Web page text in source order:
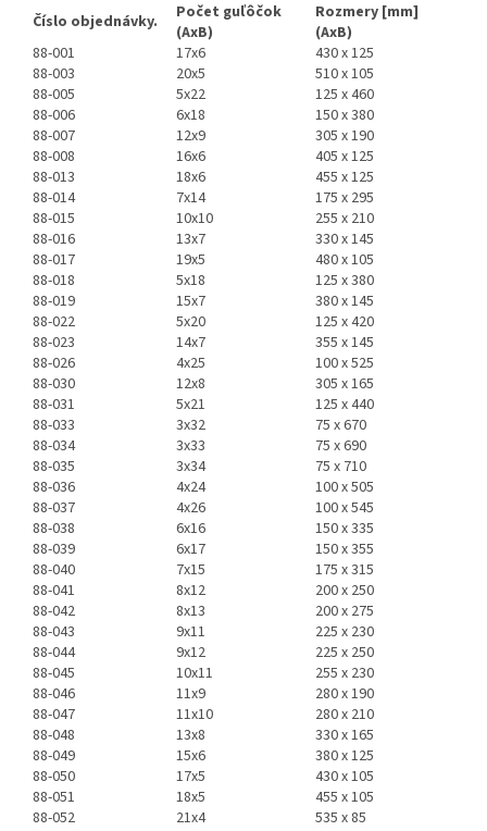
Číslo objednávky.
Počet guľôčok
(AxB)
Rozmery [mm]
(AxB)
88-001
17x6
430 x 125
88-003
20x5
510 x 105
88-005
5x22
125 x 460
88-006
6x18
150 x 380
88-007
12x9
305 x 190
88-008
16x6
405 x 125
88-013
18x6
455 x 125
88-014
7x14
175 x 295
88-015
10x10
255 x 210
88-016
13x7
330 x 145
88-017
19x5
480 x 105
88-018
5x18
125 x 380
88-019
15x7
380 x 145
88-022
5x20
125 x 420
88-023
14x7
355 x 145
88-026
4x25
100 x 525
88-030
12x8
305 x 165
88-031
5x21
125 x 440
88-033
3x32
75 x 670
88-034
3x33
75 x 690
88-035
3x34
75 x 710
88-036
4x24
100 x 505
88-037
4x26
100 x 545
88-038
6x16
150 x 335
88-039
6x17
150 x 355
88-040
7x15
175 x 315
88-041
8x12
200 x 250
88-042
8x13
200 x 275
88-043
9x11
225 x 230
88-044
9x12
225 x 250
88-045
10x11
255 x 230
88-046
11x9
280 x 190
88-047
11x10
280 x 210
88-048
13x8
330 x 165
88-049
15x6
380 x 125
88-050
17x5
430 x 105
88-051
18x5
455 x 105
88-052
21x4 535 x 85